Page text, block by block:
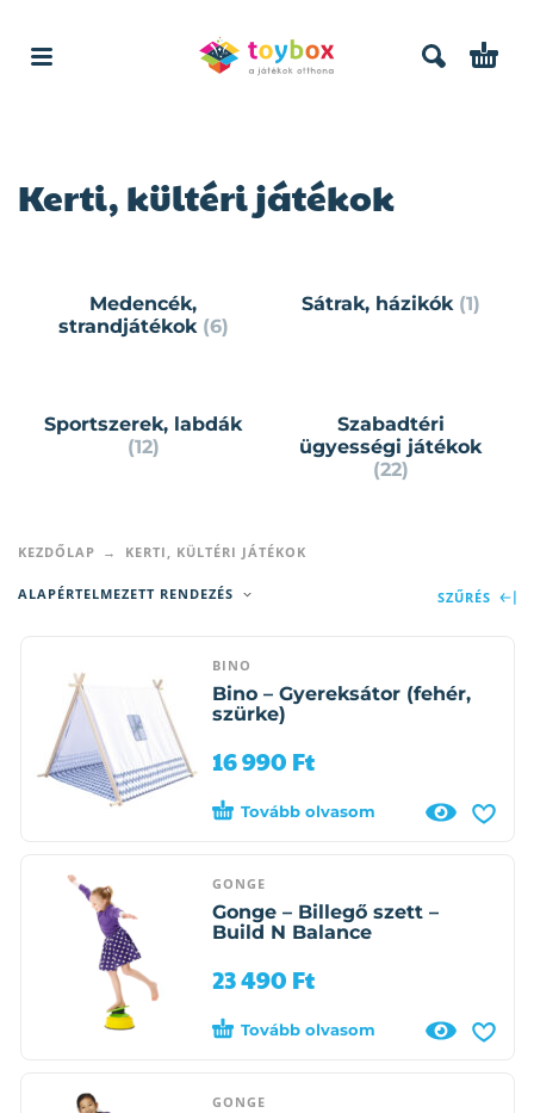
Kerti, kültéri játékok
Medencék,
strandjátékok (6)
Sátrak, házikók (1)
Sportszerek, labdák
(12)
Szabadtéri
ügyességi játékok
(22)
KEZDŐLAP KERTI, KÜLTÉRI JÁTÉKOK
ALAPÉRTELMEZETT RENDEZÉS SZŰRÉS
BINO
Bino – Gyereksátor (fehér,
szürke)
16 990 Ft
Tovább olvasom
GONGE
Gonge – Billegő szett –
Build N Balance
23 490 Ft
Tovább olvasom
GONGE